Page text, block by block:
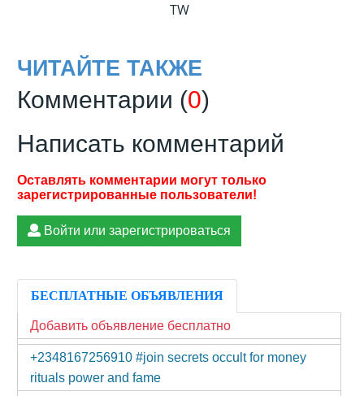
TW
ЧИТАЙТЕ ТАКЖЕ
Комментарии (0)
Написать комментарий
Войти или зарегистрироваться
БЕСПЛАТНЫЕ ОБЪЯВЛЕНИЯ
Добавить объявление бесплатно
+2348167256910 #join secrets occult for money
rituals power and fame